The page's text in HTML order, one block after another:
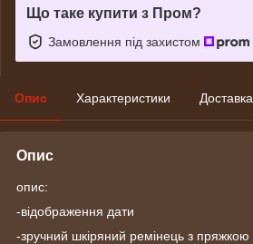
Що таке купити з Пром?
Замовлення під захистом
Опис Характеристики Доставка
Опис
опис:
-відображення дати
-зручний шкіряний ремінець з пряжкою